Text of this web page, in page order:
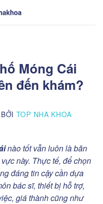
Móng Cái
đến khám?
BỞI TOP NHA KHOA
nào tốt vẫn luôn là băn
này. Thực tế, để chọn
đáng tin cậy cần dựa
bác sĩ, thiết bị hỗ trợ,
giá thành cũng như